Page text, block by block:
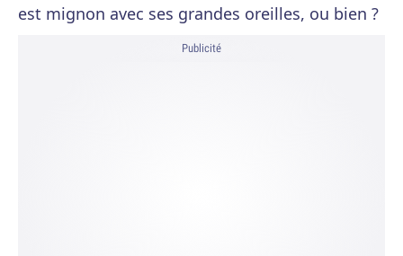
est mignon avec ses grandes oreilles, ou bien ?
Publicité